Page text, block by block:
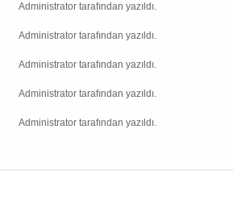
Administrator tarafından yazıldı.
Administrator tarafından yazıldı.
Administrator tarafından yazıldı.
Administrator tarafından yazıldı.
Administrator tarafından yazıldı.